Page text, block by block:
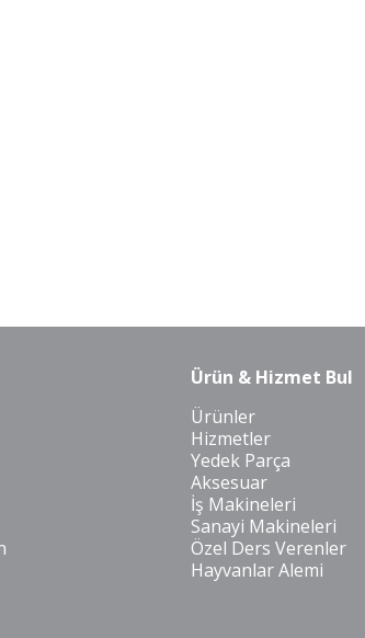
Ürün & Hizmet Bul
Ürünler
Hizmetler
Yedek Parça
Aksesuar
İş Makineleri
Sanayi Makineleri
Özel Ders Verenler
Hayvanlar Alemi